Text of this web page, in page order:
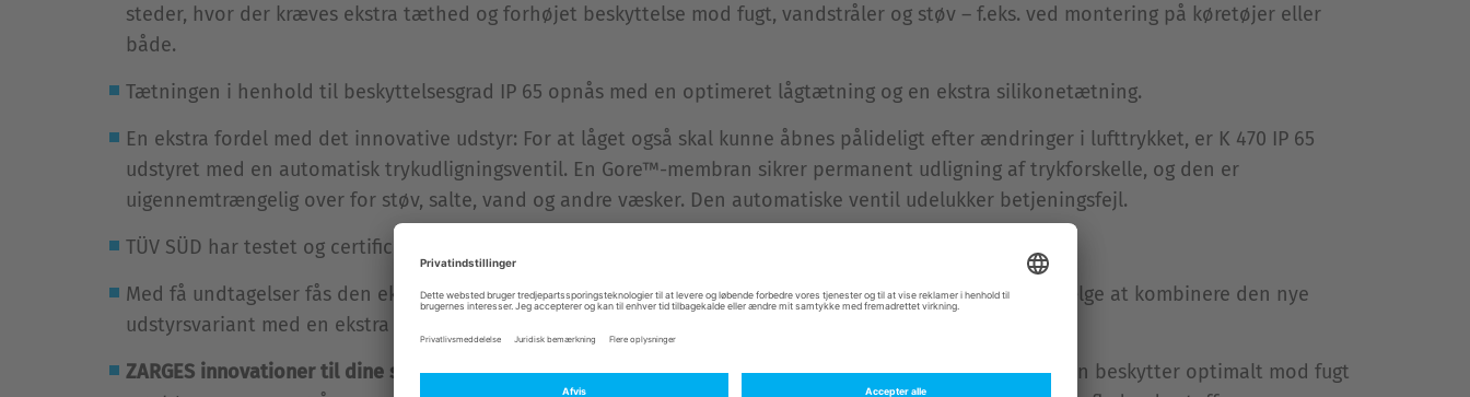
steder, hvor der kræves ekstra tæthed og forhøjet beskyttelse mod fugt, vandstråler og støv – f.eks. ved montering på køretøjer eller
både.
Tætningen i henhold til beskyttelsesgrad IP 65 opnås med en optimeret lågtætning og en ekstra silikonetætning.
En ekstra fordel med det innovative udstyr: For at låget også skal kunne åbnes pålideligt efter ændringer i lufttrykket, er K 470 IP 65
udstyret med en automatisk trykudligningsventil. En Gore™-membran sikrer permanent udligning af trykforskelle, og den er
uigennemtrængelig over for støv, salte, vand og andre væsker. Den automatiske ventil udelukker betjeningsfejl.
TÜV SÜD har testet og certificeret K 470 IP 65's tæthed over for støv og vandstråler.
Med få undtagelser fås den ekstra tætning som option til alle K 470 størrelser i kataloget. Du kan også vælge at kombinere den nye
udstyrsvariant med en ekstra FN-godkendelse til farligt gods.
ZARGES innovationer til dine særlige krav:De mest moderne flergangsemballager i aluminium, der ikke kun beskytter optimalt mod fugt